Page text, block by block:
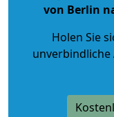
von Berlin
Holen Sie
unverbindliche